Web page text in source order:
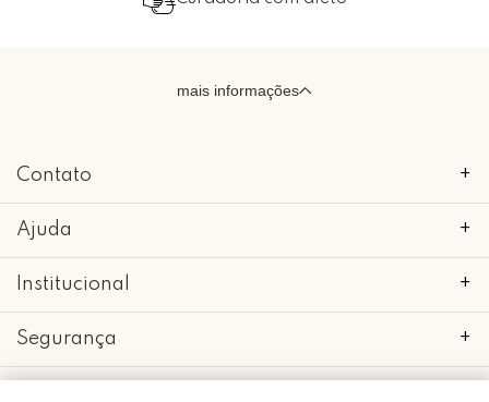
mais informações
Contato +
Ajuda +
Institucional +
Segurança +